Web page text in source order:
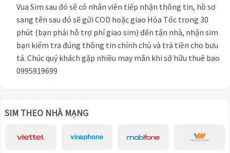
Vua Sim sau đó sẽ có nhân viên tiếp nhận thông tin, hồ sơ
sang tên sau đó sẽ gửi COD hoặc giao Hỏa Tốc trong 30
phút (bạn phải hỗ trợ phí giao sim) đến tận nhà, nhận sim
bạn kiểm tra đúng thông tin chính chủ và trả tiền cho bưu
tá. Chúc quý khách gặp nhiều may mắn khi sở hữu thuê bao
0995919699
SIM THEO NHÀ MẠNG